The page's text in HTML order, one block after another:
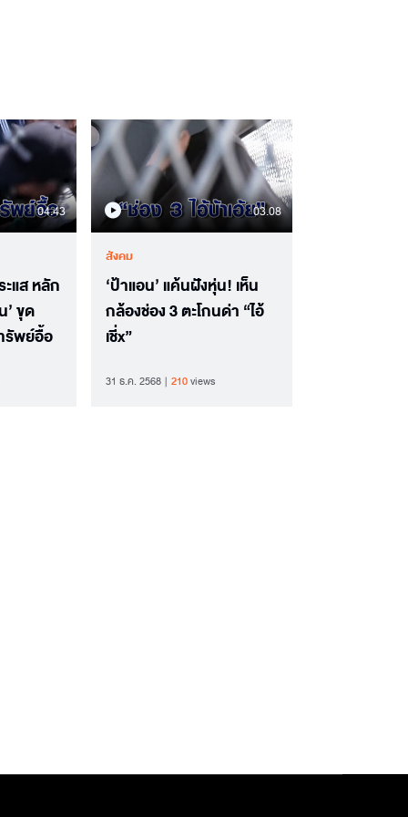
04.43
แส หลัก
ขุด
รัพย์อื้อ
03.08
สังคม
‘ป้าแอน’ แค้นฝังหุ่น! เห็น
กล้องช่อง 3 ตะโกนด่า “ไอ้
เชี่x”
31 ธ.ค. 2568 210views